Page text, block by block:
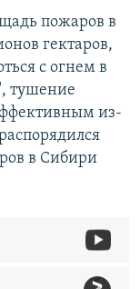
пожаров в
гектаров,
с огнем в
тушение
из-
в Сибири